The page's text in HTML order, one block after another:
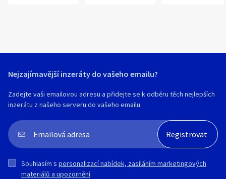
Nejzajímavější inzeráty do vašeho emailu?
Zadejte vaši emailovou adresu a přidejte se k odběru těch nejlepších
inzerátu z našeho serveru do vašeho emailu.
Souhlasím s personalizací nabídek, zasíláním marketingových
materiálů a upozornění.